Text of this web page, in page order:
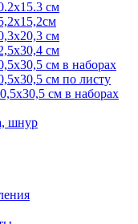
см
см
см
см в наборах
см по листу
см в наборах
шнур